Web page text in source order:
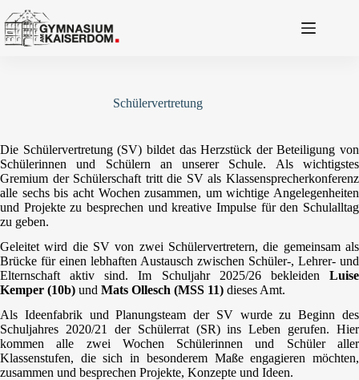
Inhalt
springen
Schülervertretung
Die Schülervertretung (SV) bildet das Herzstück der Beteiligung von
Schülerinnen und Schülern an unserer Schule. Als wichtigstes
Gremium der Schülerschaft tritt die SV als Klassensprecherkonferenz
alle sechs bis acht Wochen zusammen, um wichtige Angelegenheiten
und Projekte zu besprechen und kreative Impulse für den Schulalltag
zu geben.
Geleitet wird die SV von zwei Schülervertretern, die gemeinsam als
Brücke für einen lebhaften Austausch zwischen Schüler-, Lehrer- und
Elternschaft aktiv sind. Im Schuljahr 2025/26 bekleiden Luise
Kemper (10b) und Mats Ollesch (MSS 11) dieses Amt.
Als Ideenfabrik und Planungsteam der SV wurde zu Beginn des
Schuljahres 2020/21 der Schülerrat (SR) ins Leben gerufen. Hier
kommen alle zwei Wochen Schülerinnen und Schüler aller
Klassenstufen, die sich in besonderem Maße engagieren möchten,
zusammen und besprechen Projekte, Konzepte und Ideen.